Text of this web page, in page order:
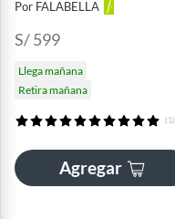
Por FALABELLA
S/ 599
Llega mañana
Retira mañana
(1)
Agregar